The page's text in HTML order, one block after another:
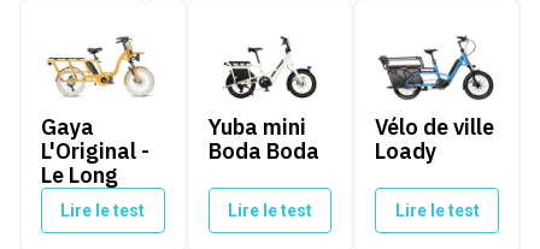
Gaya L'Original - Le Long
Gaya
L'Original -
Le Long
Lire le test
Yuba mini Boda Boda
Yuba mini
Boda Boda
Lire le test
Vélo de ville Loady
Vélo de ville
Loady
Lire le test